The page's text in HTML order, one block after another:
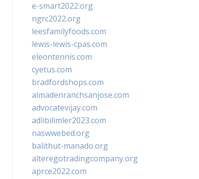
e-smart2022.org
ngrc2022.org
leesfamilyfoods.com
lewis-lewis-cpas.com
eleontennis.com
cyetus.com
bradfordshops.com
almadenranchsanjose.com
advocatevijay.com
adlibilimler2023.com
naswwebed.org
balithut-manado.org
alteregotradingcompany.org
aprce2022.com